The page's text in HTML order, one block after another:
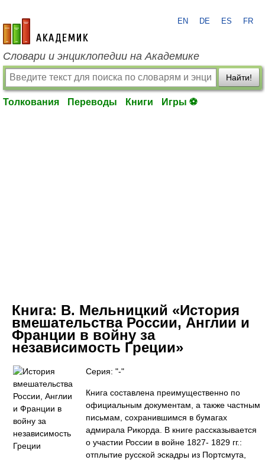
academic.ru
EN DE ES FR
Словари и энциклопедии на Академике
Найти!
Толкования Переводы Книги Игры ⚽
Книга: В. Мельницкий «История
вмешательства России, Англии и
Франции в войну за
независимость Греции»
Серия: "-"
Книга составлена преимущественно по
официальным документам, а также частным
письмам, сохранившимся в бумагах
адмирала Рикорда. В книге рассказывается
о участии России в войне 1827- 1829 гг.:
отплытие русской эскадры из Портсмута,